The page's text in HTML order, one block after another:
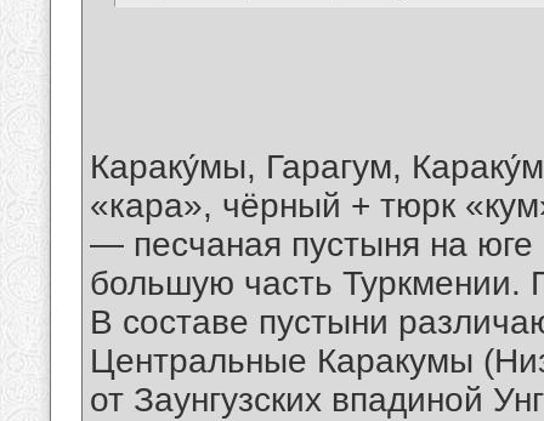
Караку́мы, Гарагум,
«кара», чёрный + тюрк
— песчаная пустыня на
большую часть Туркмении.
В составе пустыни
Центральные Каракумы
от Заунгузских впадиной